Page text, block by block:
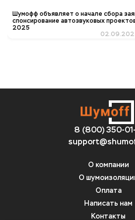
Шумофф объявляет о начале сбора
спонсирование автозвуковых
2025
8 (800) 350-
О компании
О
Оплата
Написать нам
Контакты